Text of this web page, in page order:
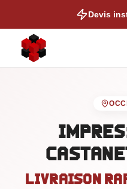
Devis
Auto & Moto
Livraison